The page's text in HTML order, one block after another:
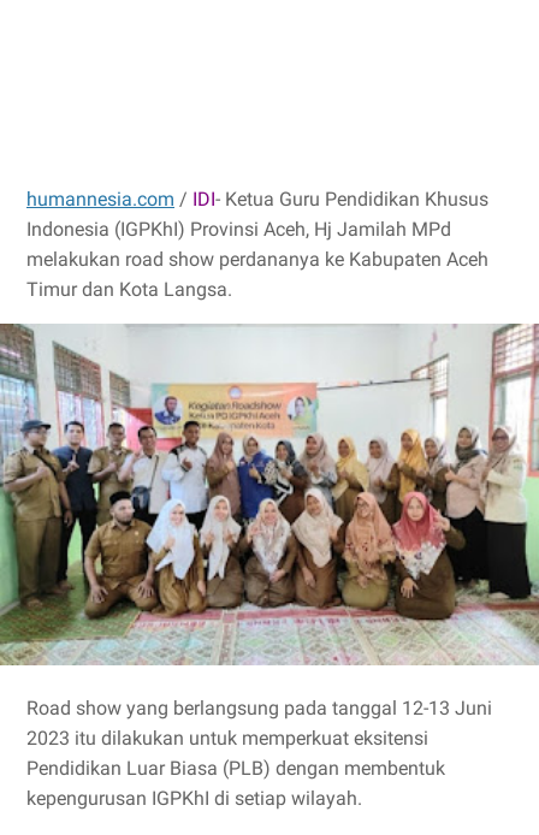
humannesia.com / IDI- Ketua Guru Pendidikan Khusus
Indonesia (IGPKhI) Provinsi Aceh, Hj Jamilah MPd
melakukan road show perdananya ke Kabupaten Aceh
Timur dan Kota Langsa.
Road show yang berlangsung pada tanggal 12-13 Juni
2023 itu dilakukan untuk memperkuat eksitensi
Pendidikan Luar Biasa (PLB) dengan membentuk
kepengurusan IGPKhI di setiap wilayah.